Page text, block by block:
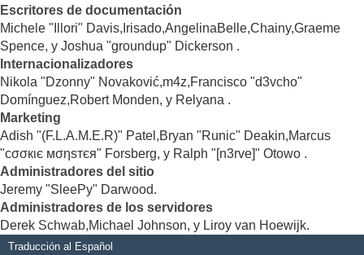
Escritores de documentación
Michele "Illori" Davis,Irisado,AngelinaBelle,Chainy,Graeme
Spence, y Joshua "groundup" Dickerson .
Internacionalizadores
Nikola "Dzonny" Novaković,m4z,Francisco "d3vcho"
Domínguez,Robert Monden, y Relyana .
Marketing
Adish "(F.L.A.M.E.R)" Patel,Bryan "Runic" Deakin,Marcus
"cσσкιє мσηѕтєя" Forsberg, y Ralph "[n3rve]" Otowo .
Administradores del sitio
Jeremy "SleePy" Darwood.
Administradores de los servidores
Derek Schwab,Michael Johnson, y Liroy van Hoewijk.
Traducción al Español